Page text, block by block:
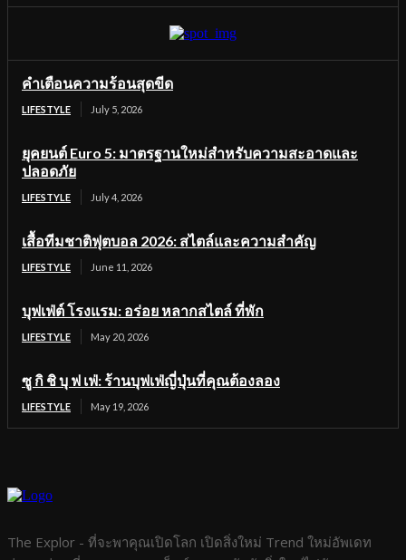
คำเตือนความร้อนสุดขีด
LIFESTYLE July 5, 2026
ยุคยนต์ Euro 5: มาตรฐานใหม่สำหรับความสะอาดและ
ปลอดภัย
LIFESTYLE July 4, 2026
เสื้อทีมชาติฟุตบอล 2026: สไตล์และความสำคัญ
LIFESTYLE June 11, 2026
บุฟเฟ่ต์ โรงแรม: อร่อย หลากสไตล์ ที่พัก
LIFESTYLE May 20, 2026
ซู กิ ชิ บุ ฟ เฟ่: ร้านบุฟเฟ่ญี่ปุ่นที่คุณต้องลอง
LIFESTYLE May 19, 2026
The Explor - ที่จะพาคุณเปิดโลก เปิดสิ่งใหม่ Trend ใหม่อัพเดท